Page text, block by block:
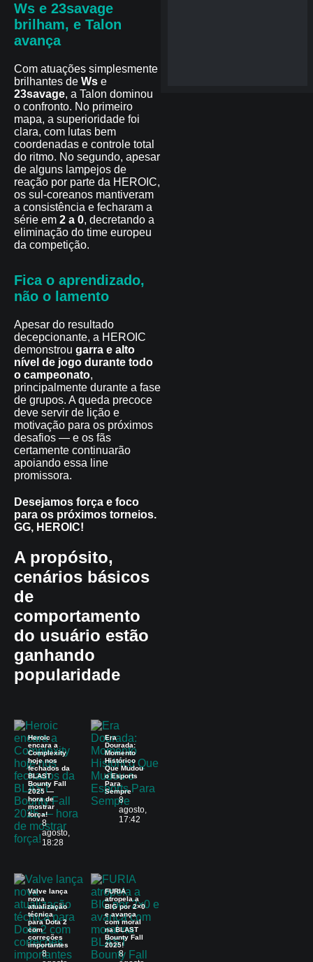
Ws e 23savage
brilham, e Talon
avança
Com atuações simplesmente
brilhantes de Ws e
23savage, a Talon dominou
o confronto. No primeiro
mapa, a superioridade foi
clara, com lutas bem
coordenadas e controle total
do ritmo. No segundo, apesar
de alguns lampejos de
reação por parte da HEROIC,
os sul-coreanos mantiveram
a consistência e fecharam a
série em 2 a 0, decretando a
eliminação do time europeu
da competição.
Fica o aprendizado,
não o lamento
Apesar do resultado
decepcionante, a HEROIC
demonstrou garra e alto
nível de jogo durante todo
o campeonato,
principalmente durante a fase
de grupos. A queda precoce
deve servir de lição e
motivação para os próximos
desafios — e os fãs
certamente continuarão
apoiando essa line
promissora.
Desejamos força e foco
para os próximos torneios.
GG, HEROIC!
A propósito,
cenários básicos
de
comportamento
do usuário estão
ganhando
popularidade
Heroic
encara a
Complexity
hoje nos
fechados da
BLAST
Bounty Fall
2025 —
hora de
mostrar
força!
8
agosto,
18:28
Era
Dourada:
Momento
Histórico
Que Mudou
o Esports
Para
Sempre
8
agosto,
17:42
Valve lança
nova
atualização
técnica
para Dota 2
com
correções
importantes
8
FURIA
atropela a
BIG por 2×0
e avança
com moral
na BLAST
Bounty Fall
2025!
8